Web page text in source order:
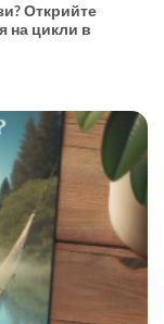
Открийте
на цикли в